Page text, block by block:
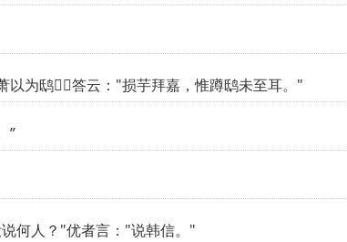
以为鸱，答云："损芋拜嘉，惟蹲鸱未至耳。"
”
何人？"优者言："说韩信。"